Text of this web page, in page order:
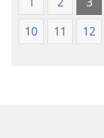
10
11 12